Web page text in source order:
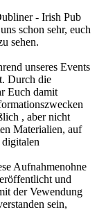
- Irish Pub
schon sehr, euch
sehen.
unseres Events
Durch die
Euch damit
, aber nicht
Materialien, auf
Aufnahmenohne
und
der Vewendung
sein,